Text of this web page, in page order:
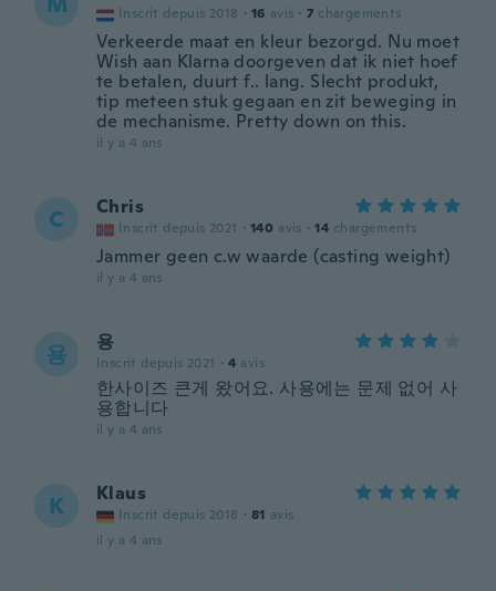
Inscrit depuis 2018 · 16 avis · 7 chargements
Verkeerde maat en kleur bezorgd. Nu moet
Wish aan Klarna doorgeven dat ik niet hoef
te betalen, duurt f.. lang. Slecht produkt,
tip meteen stuk gegaan en zit beweging in
de mechanisme. Pretty down on this.
il y a 4 ans
C Chris
Inscrit depuis 2021 · 140 avis · 14 chargements
Jammer geen c.w waarde (casting weight)
il y a 4 ans
용 용
Inscrit depuis 2021 · 4 avis
한사이즈 큰게 왔어요. 사용에는 문제 없어 사
용합니다
il y a 4 ans
K Klaus
Inscrit depuis 2018 · 81 avis
il y a 4 ans